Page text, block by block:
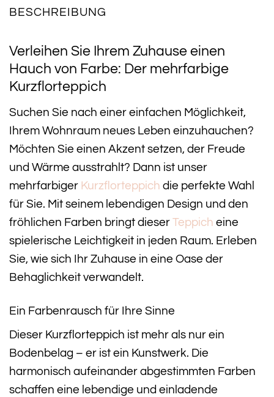
BESCHREIBUNG
Verleihen Sie Ihrem Zuhause einen
Hauch von Farbe: Der mehrfarbige
Kurzflorteppich
Suchen Sie nach einer einfachen Möglichkeit,
Ihrem Wohnraum neues Leben einzuhauchen?
Möchten Sie einen Akzent setzen, der Freude
und Wärme ausstrahlt? Dann ist unser
mehrfarbiger Kurzflorteppich die perfekte Wahl
für Sie. Mit seinem lebendigen Design und den
fröhlichen Farben bringt dieser Teppich eine
spielerische Leichtigkeit in jeden Raum. Erleben
Sie, wie sich Ihr Zuhause in eine Oase der
Behaglichkeit verwandelt.
Ein Farbenrausch für Ihre Sinne
Dieser Kurzflorteppich ist mehr als nur ein
Bodenbelag – er ist ein Kunstwerk. Die
harmonisch aufeinander abgestimmten Farben
schaffen eine lebendige und einladende